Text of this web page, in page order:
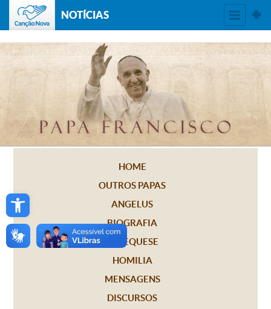
Open toolbar
NOTÍCIAS
HOME
OUTROS PAPAS
ANGELUS
BIOGRAFIA
CATEQUESE
HOMILIA
MENSAGENS
DISCURSOS